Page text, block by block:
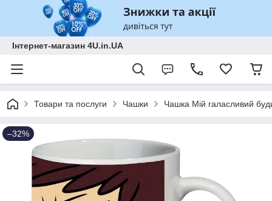
Інтернет-магазин 4U.in.UA
Товари та послуги Чашки Чашка Мій галасливий
–32%